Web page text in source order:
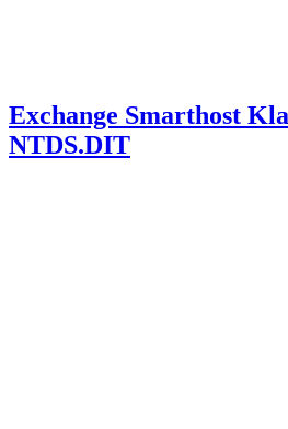
Exchange Smarthost
NTDS.DIT